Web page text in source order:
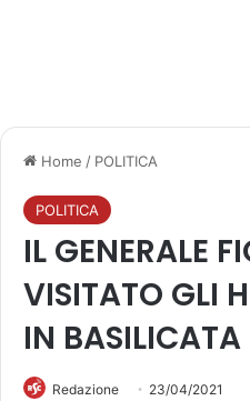
Home / POLITICA
POLITICA
IL GENERALE
VISITATO GLI
IN BASILICATA
Redazione 23/04/2021